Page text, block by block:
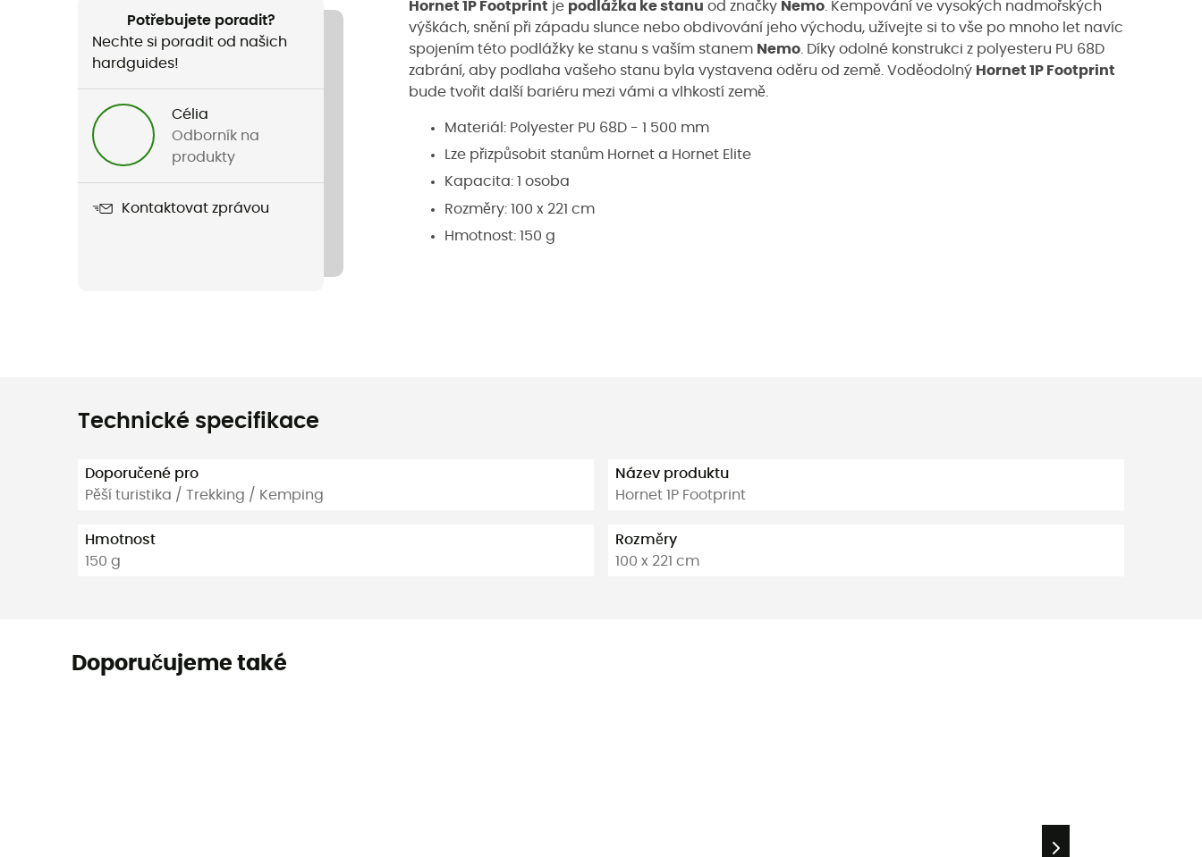
Potřebujete poradit?
Nechte si poradit od našich
hardguides!
Célia
Odborník na
produkty
Kontaktovat zprávou
Hornet 1P Footprint je podlážka ke stanu od značky Nemo . Kempování ve vysokých nadmořských
výškách, snění při západu slunce nebo obdivování jeho východu, užívejte si to vše po mnoho let navíc
spojením této podlážky ke stanu s vaším stanem Nemo . Díky odolné konstrukci z polyesteru PU 68D
zabrání, aby podlaha vašeho stanu byla vystavena oděru od země. Voděodolný Hornet 1P Footprint
bude tvořit další bariéru mezi vámi a vlhkostí země.
Materiál: Polyester PU 68D - 1 500 mm
Lze přizpůsobit stanům Hornet a Hornet Elite
Kapacita: 1 osoba
Rozměry: 100 x 221 cm
Hmotnost: 150 g
Technické specifikace
Doporučené pro
Pěší turistika / Trekking / Kemping
Hmotnost
150 g
Název produktu
Hornet 1P Footprint
Rozměry
100 x 221 cm
Doporučujeme také